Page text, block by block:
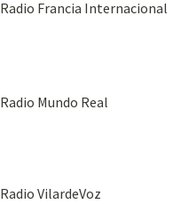
Radio Francia Internacional
Radio Mundo Real
Radio VilardeVoz